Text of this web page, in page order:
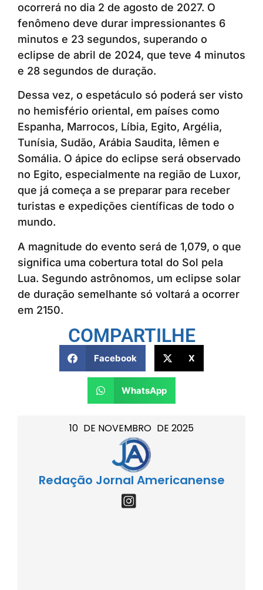
10 DE NOVEMBRO DE 2025
Redação Jornal Americanense
ocorrerá no dia 2 de agosto de 2027. O
fenômeno deve durar impressionantes 6
minutos e 23 segundos, superando o
eclipse de abril de 2024, que teve 4 minutos
e 28 segundos de duração.
Dessa vez, o espetáculo só poderá ser visto
no hemisfério oriental, em países como
Espanha, Marrocos, Líbia, Egito, Argélia,
Tunísia, Sudão, Arábia Saudita, Iêmen e
Somália. O ápice do eclipse será observado
no Egito, especialmente na região de Luxor,
que já começa a se preparar para receber
turistas e expedições científicas de todo o
mundo.
A magnitude do evento será de 1,079, o que
significa uma cobertura total do Sol pela
Lua. Segundo astrônomos, um eclipse solar
de duração semelhante só voltará a ocorrer
em 2150.
COMPARTILHE
Facebook X
WhatsApp